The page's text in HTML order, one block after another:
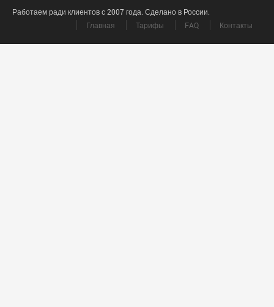
Работаем ради клиентов с 2007 года. Сделано в России.
Главная
Тарифы FAQ Контакты